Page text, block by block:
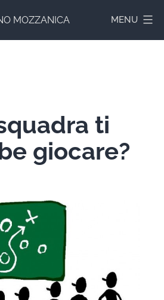
MOZZANICA MENU
ti
giocare?